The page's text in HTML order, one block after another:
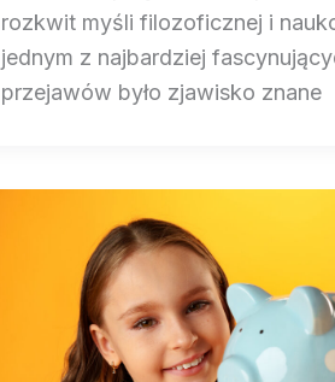
rozkwit myśli filozoficznej i
jednym z najbardziej
przejawów było zjawisko znane